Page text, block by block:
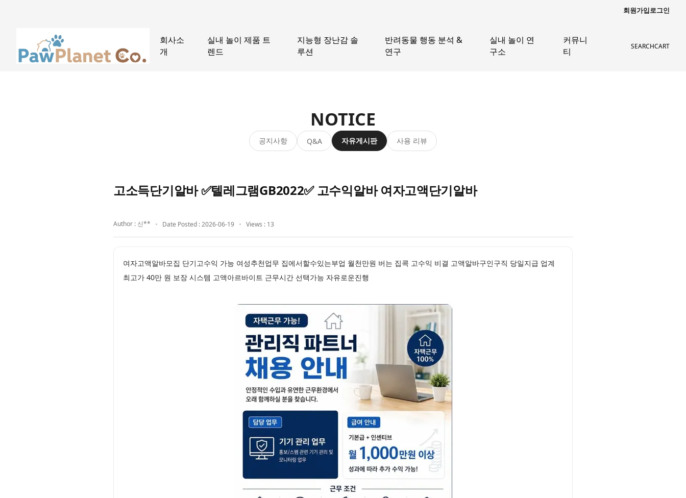
회원가입로그인
회사소
개
실내 놀이 제품 트
렌드
지능형 장난감 솔
루션
반려동물 행동 분석 &
연구
실내 놀이 연
구소
커뮤니
티
SEARCHCART
NOTICE
공지사항 Q&A 자유게시판 사용 리뷰
고소득단기알바 ✅텔레그램GB2022✅ 고수익알바 여자고액단기알바
Author : 신** Date Posted : 2026-06-19 Views : 13
여자고액알바모집 단기고수익 가능 여성추천업무 집에서할수있는부업 월천만원 버는 집콕 고수익 비결 고액알바구인구직 당일지급 업계
최고가 40만 원 보장 시스템 고액아르바이트 근무시간 선택가능 자유로운진행